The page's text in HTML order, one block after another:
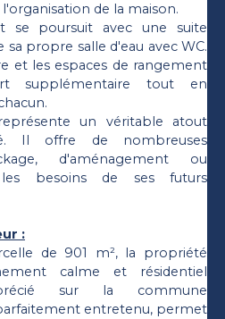
de la maison.
se poursuit avec une suite
propre salle d'eau avec WC.
et les espaces de rangement
supplémentaire tout en
un véritable atout
Il offre de nombreuses
d'aménagement ou
les besoins de ses futurs
:
de 901 m², la propriété
calme et résidentiel
sur la commune
entretenu, permet